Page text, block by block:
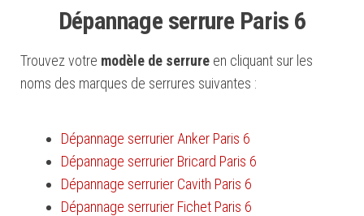
Dépannage serrure Paris 6
Trouvez votre modèle de serrure en cliquant sur les
noms des marques de serrures suivantes :
Dépannage serrurier Anker Paris 6
Dépannage serrurier Bricard Paris 6
Dépannage serrurier Cavith Paris 6
Dépannage serrurier Fichet Paris 6